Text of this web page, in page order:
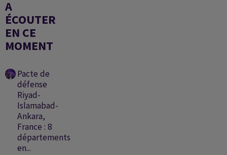
A
ÉCOUTER
EN CE
MOMENT
Pacte de
défense
Riyad-
Islamabad-
Ankara,
France : 8
départements
en...